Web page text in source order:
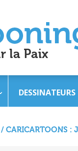
DESSINATEURS
/ CARICARTOONS